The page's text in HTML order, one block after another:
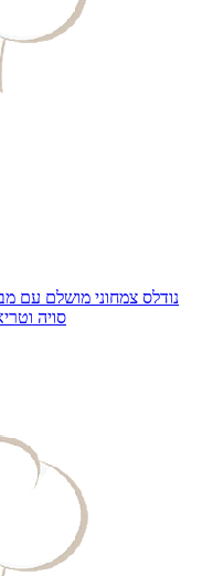
נודלס צמחוני מושלם עם
סויה